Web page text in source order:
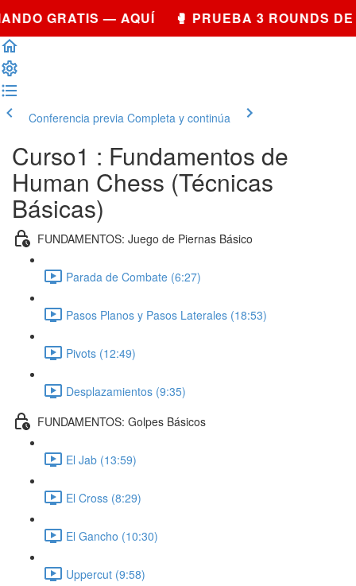
GRATIS — AQUÍ 🥊 PRUEBA 3 ROUNDS
Conferencia previa Completa y continúa
Curso1 : Fundamentos de
Human Chess (Técnicas
Básicas)
FUNDAMENTOS: Juego de Piernas Básico
Parada de Combate (6:27)
Pasos Planos y Pasos Laterales (18:53)
Pivots (12:49)
Desplazamientos (9:35)
FUNDAMENTOS: Golpes Básicos
El Jab (13:59)
El Cross (8:29)
El Gancho (10:30)
Uppercut (9:58)